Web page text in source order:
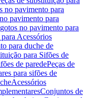
no pavimento para
pavimento para
no pavimento para
Acessórios
para duche de
para Sifões de
de paredePeças de
para sifões de
Acessórios
Conjuntos de